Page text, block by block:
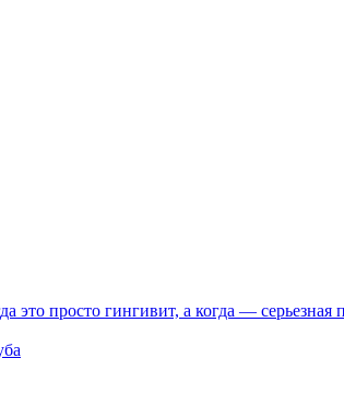
это просто гингивит, а когда — серьезная